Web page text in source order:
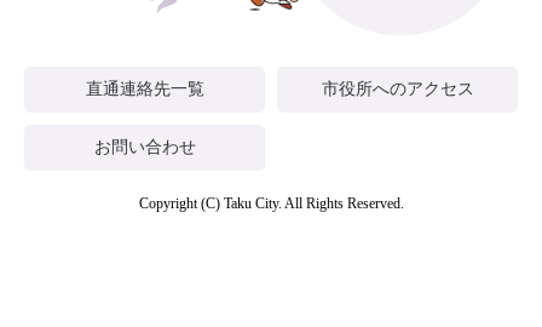
直通連絡先一覧 市役所へのアクセス
お問い合わせ
Copyright (C) Taku City. All Rights Reserved.